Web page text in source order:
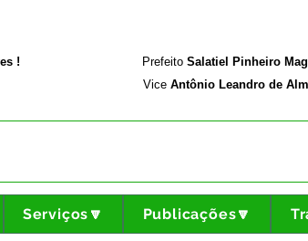
! Prefeito Salatiel Pinheiro
Vice Antônio Leandro de
Serviços🔽 Publicações🔽